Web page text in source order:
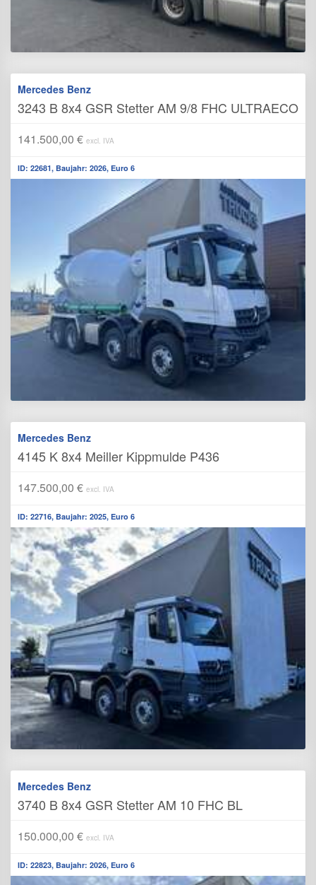
Mercedes Benz
3243 B 8x4 GSR Stetter AM 9/8 FHC ULTRAECO
141.500,00 € excl. IVA
ID: 22681, Baujahr: 2026, Euro 6
Mercedes Benz
4145 K 8x4 Meiller Kippmulde P436
147.500,00 € excl. IVA
ID: 22716, Baujahr: 2025, Euro 6
Mercedes Benz
3740 B 8x4 GSR Stetter AM 10 FHC BL
150.000,00 € excl. IVA
ID: 22823, Baujahr: 2026, Euro 6